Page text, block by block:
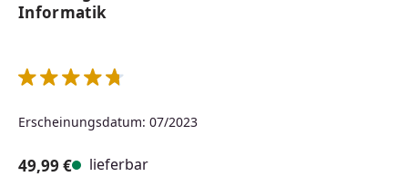
Informatik
Erscheinungsdatum: 07/2023
49,99 € lieferbar